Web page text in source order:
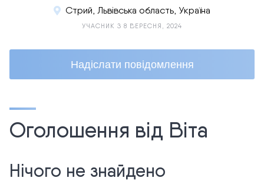
Стрий, Львівська область, Україна
УЧАСНИК З 8 ВЕРЕСНЯ, 2024
Надіслати повідомлення
Оголошення від Віта
Нічого не знайдено